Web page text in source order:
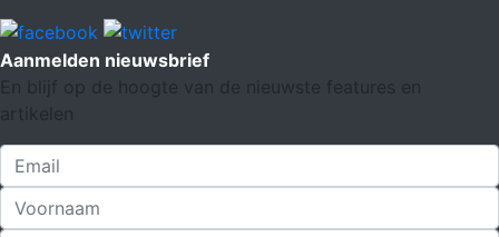
Aanmelden nieuwsbrief
En blijf op de hoogte van de nieuwste features en
artikelen